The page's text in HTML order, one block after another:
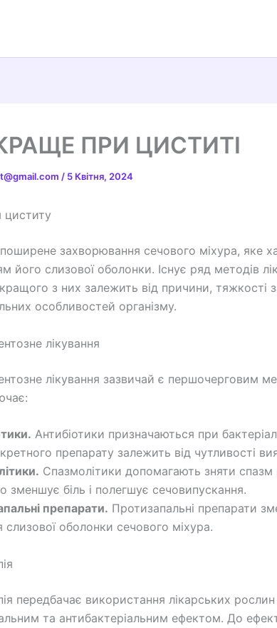
ПРИ ЦИСТИТІ
/ 5 Квітня, 2024
циститу
захворювання сечового міхура, яке
його слизової оболонки. Існує ряд методів
з них залежить від причини, тяжкості
особливостей організму.
лікування
лікування зазвичай є першочерговим
Антибіотики призначаються при
препарату залежить від чутливості
Спазмолітики допомагають зняти спазм
зменшує біль і полегшує сечовипускання.
препарати. Протизапальні препарати
слизової оболонки сечового міхура.
передбачає використання лікарських рослин
та антибактеріальним ефектом. До